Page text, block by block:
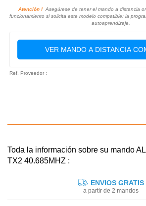
Atención ! Asegúrese de tener el mando a distancia
funcionamiento si solicita este modelo compatible: la
autoaprendizaje.
VER MANDO A DISTANCIA
Ref. Proveedor :
Toda la información sobre su mando
TX2 40.685MHZ :
ENVIOS GRATIS
a partir de 2 mandos